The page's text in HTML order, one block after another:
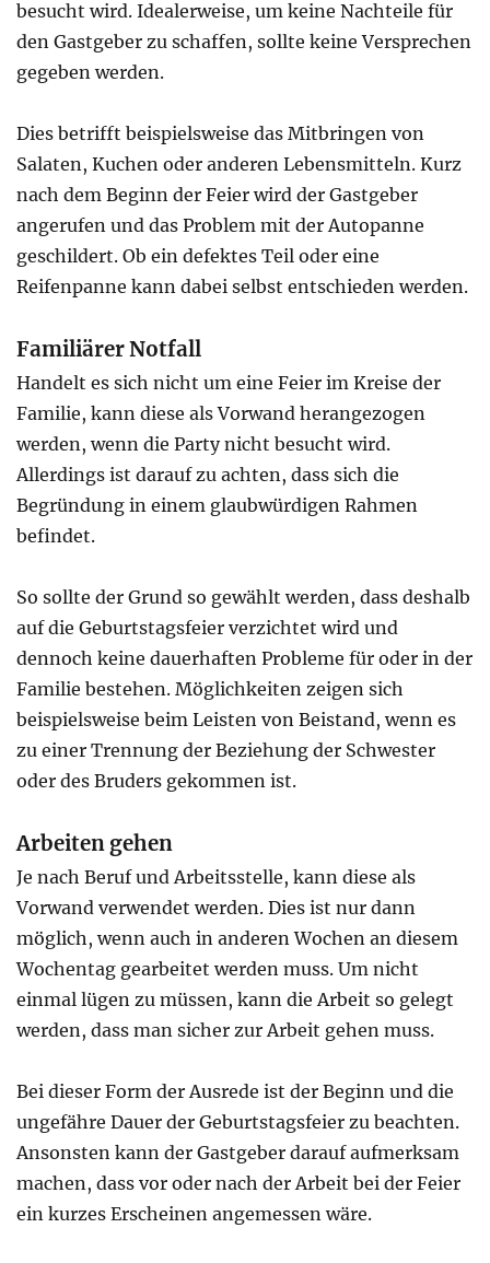
besucht wird. Idealerweise, um keine Nachteile für
den Gastgeber zu schaffen, sollte keine Versprechen
gegeben werden.
Dies betrifft beispielsweise das Mitbringen von
Salaten, Kuchen oder anderen Lebensmitteln. Kurz
nach dem Beginn der Feier wird der Gastgeber
angerufen und das Problem mit der Autopanne
geschildert. Ob ein defektes Teil oder eine
Reifenpanne kann dabei selbst entschieden werden.
Familiärer Notfall
Handelt es sich nicht um eine Feier im Kreise der
Familie, kann diese als Vorwand herangezogen
werden, wenn die Party nicht besucht wird.
Allerdings ist darauf zu achten, dass sich die
Begründung in einem glaubwürdigen Rahmen
befindet.
So sollte der Grund so gewählt werden, dass deshalb
auf die Geburtstagsfeier verzichtet wird und
dennoch keine dauerhaften Probleme für oder in der
Familie bestehen. Möglichkeiten zeigen sich
beispielsweise beim Leisten von Beistand, wenn es
zu einer Trennung der Beziehung der Schwester
oder des Bruders gekommen ist.
Arbeiten gehen
Je nach Beruf und Arbeitsstelle, kann diese als
Vorwand verwendet werden. Dies ist nur dann
möglich, wenn auch in anderen Wochen an diesem
Wochentag gearbeitet werden muss. Um nicht
einmal lügen zu müssen, kann die Arbeit so gelegt
werden, dass man sicher zur Arbeit gehen muss.
Bei dieser Form der Ausrede ist der Beginn und die
ungefähre Dauer der Geburtstagsfeier zu beachten.
Ansonsten kann der Gastgeber darauf aufmerksam
machen, dass vor oder nach der Arbeit bei der Feier
ein kurzes Erscheinen angemessen wäre.